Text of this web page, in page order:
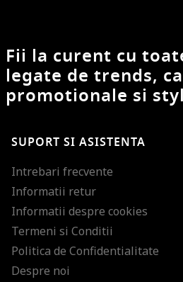
Fii la curent cu
legate de trends,
promotionale si
SUPORT SI ASISTENTA
Intrebari frecvente
Informatii retur
Informatii despre cookies
Termeni si Conditii
Politica de Confidentialitate
Despre noi